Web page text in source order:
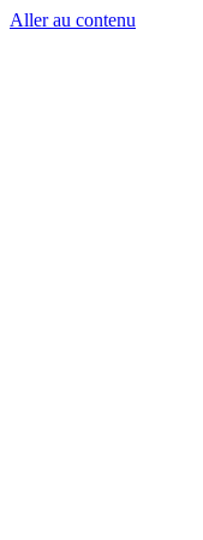
Aller au contenu